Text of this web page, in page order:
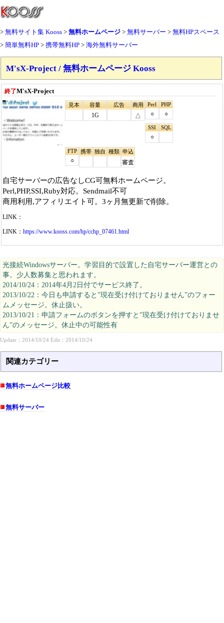
無料サイト集 Kooss 無料ホームページ 無料サーバー
無料HPスペース
簡単無料HP
携帯無料HP 海外無料サーバー
M'sX-Project / 無料ホームページ Kooss
終了M'sX-Project
見本 容量
1G
広告 商用
△
Perl
○
PHP
○
SSI
○
SQL
FTP
○
携帯 独自 種類 申込
審査
自宅サーバーの広告なしCG可無料ホームページ。
Perl,PHP,SSI,Ruby対応。Sendmail不可
商用利用,アフィリエイト可。3ヶ月無更新で削除。
LINK：
LINK： https://www.kooss.com/hp/cchp_07461.html
光接続Windowsサーバー。学習目的で設置した自宅サーバー運営との
事。少人数募集と思われます。
2014/10/24：2014年4月2日付でサービス終了。
2013/10/22：今日も申請すると”現在受け付けておりません”のフォー
ムメッセージ。休止扱い。
2013/10/21：申請フォームのボタンを押すと”現在受け付けておりませ
ん”のメッセージ。休止中の可能性有
Update：2014/10/24 Edit：2014/10/24
関連カテゴリー
無料ホームページ比較
無料サーバー